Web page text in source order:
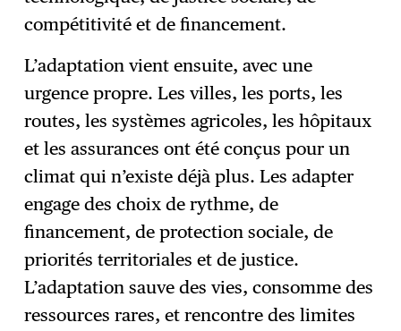
compétitivité et de financement.
L’adaptation vient ensuite, avec une
urgence propre. Les villes, les ports, les
routes, les systèmes agricoles, les hôpitaux
et les assurances ont été conçus pour un
climat qui n’existe déjà plus. Les adapter
engage des choix de rythme, de
financement, de protection sociale, de
priorités territoriales et de justice.
L’adaptation sauve des vies, consomme des
ressources rares, et rencontre des limites